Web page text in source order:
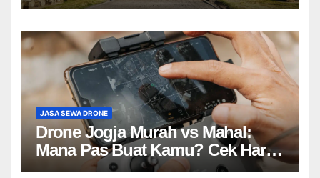
JASA SEWA DRONE
Drone Jogja Murah vs Mahal:
Mana Pas Buat Kamu? Cek Harga
Sewa Drone Yogyakarta!